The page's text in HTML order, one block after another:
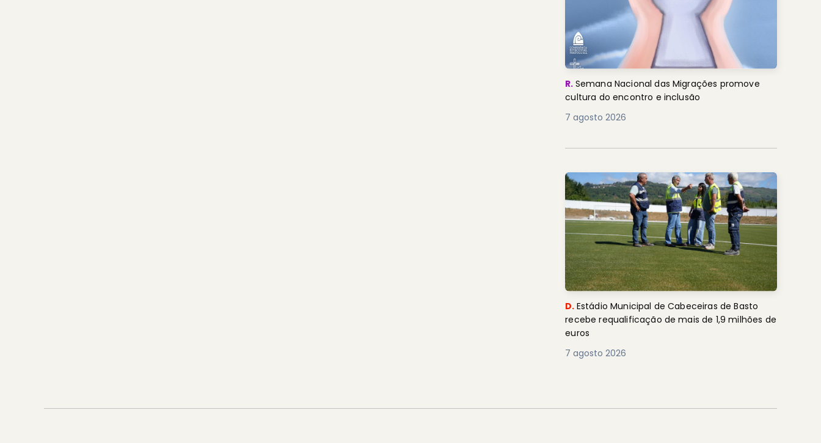
R. Semana Nacional das Migrações promove
cultura do encontro e inclusão
7 agosto 2026
D. Estádio Municipal de Cabeceiras de Basto
recebe requalificação de mais de 1,9 milhões de
euros
7 agosto 2026